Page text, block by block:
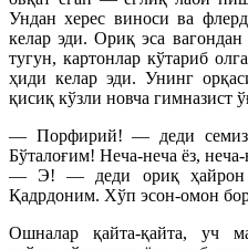
Ундан херес виноси ва
келар эди. Ориқ эса
тугун, картонлар кўтариб
ҳиди келар эди. Унинг
қисиқ кўзли новча гимназист
— Порфирий! — деди
Бўталоғим! Неча-неча ёз,
— Э! — деди ориқ ҳайрон
Қадрдоним. Хўп эсон-омон
Ошналар қайта-қайта, уч